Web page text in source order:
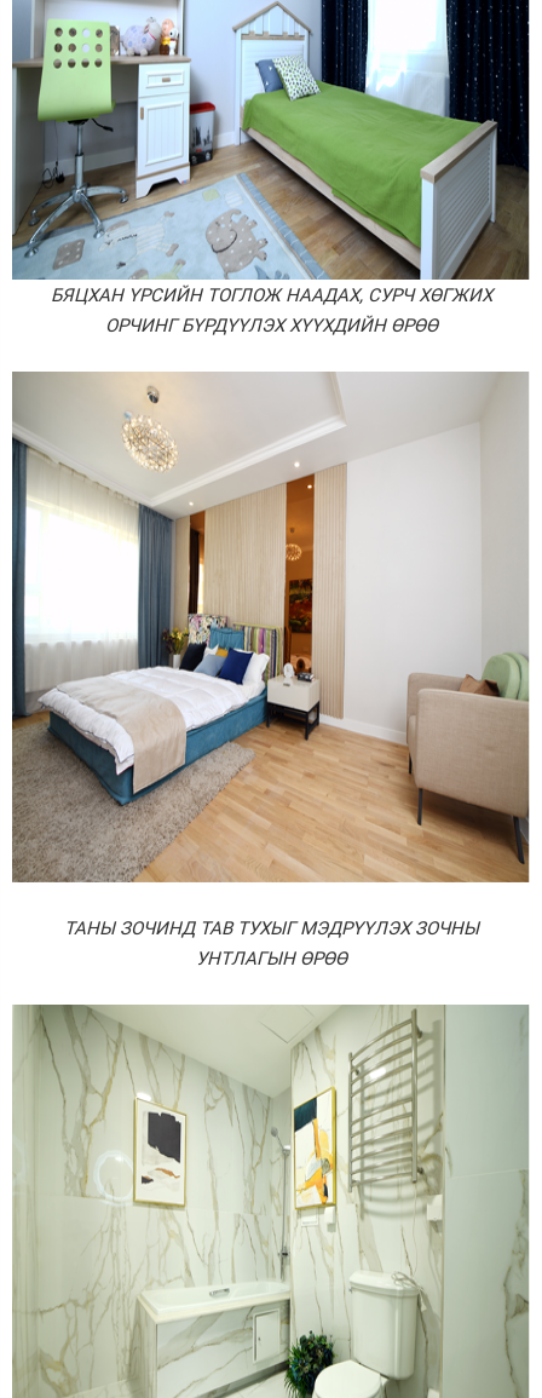
БЯЦХАН ҮРСИЙН ТОГЛОЖ НААДАХ, СУРЧ ХӨГЖИХ
ОРЧИНГ БҮРДҮҮЛЭХ ХҮҮХДИЙН ӨРӨӨ
ТАНЫ ЗОЧИНД ТАВ ТУХЫГ МЭДРҮҮЛЭХ ЗОЧНЫ
УНТЛАГЫН ӨРӨӨ